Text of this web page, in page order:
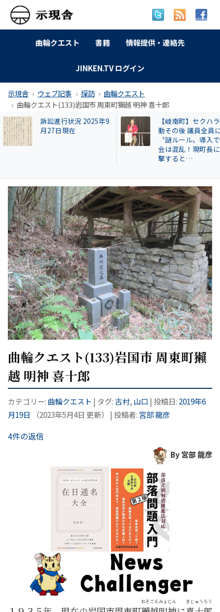
曲輪クエスト 書籍 情報提供・連絡先
JINKEN.TV ログイン
示現舎 ウェブ記事 探訪
曲輪クエスト
曲輪クエスト(133)岩国市 周東町獺越 明神 喜十郎
【岐南町】セクハラ騒
動その後 議員全員に
広澤克実氏が新社
「安倍元首相暗殺
件」で辞職した奈
本部長が再就職し
HESTA大倉に異変
曲輪クエスト(133)岩国市 周東町獺
越 明神 喜十郎
カテゴリー: 曲輪クエスト | タグ:古村, 山口 | 投稿日: 2019年6
月19日
（2023年5月4日 更新） | 投稿者: 宮部 龍彦
4件の返信
By 宮部 龍彦
おそごえみょじん きじゅうろう